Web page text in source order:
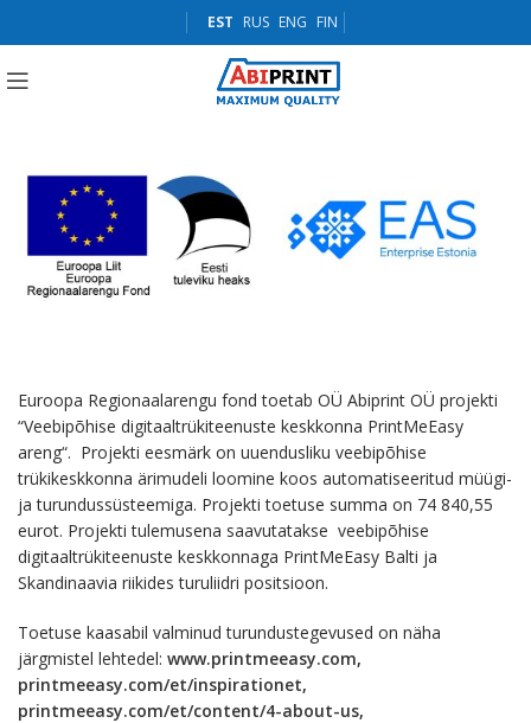
EST RUS ENG FIN
Euroopa Regionaalarengu fond toetab OÜ Abiprint OÜ projekti
“Veebipõhise digitaaltrükiteenuste keskkonna PrintMeEasy
areng“. Projekti eesmärk on uuendusliku veebipõhise
trükikeskkonna ärimudeli loomine koos automatiseeritud müügi-
ja turundussüsteemiga. Projekti toetuse summa on 74 840,55
eurot. Projekti tulemusena saavutatakse veebipõhise
digitaaltrükiteenuste keskkonnaga PrintMeEasy Balti ja
Skandinaavia riikides turuliidri positsioon.
Toetuse kaasabil valminud turundustegevused on näha
järgmistel lehtedel: www.printmeeasy.com,
printmeeasy.com/et/inspirationet,
printmeeasy.com/et/content/4-about-us,